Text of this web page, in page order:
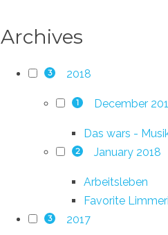
Archives
3 2018
1 December
Das wars -
2 January 2018
Arbeitsleben
Favorite
3 2017